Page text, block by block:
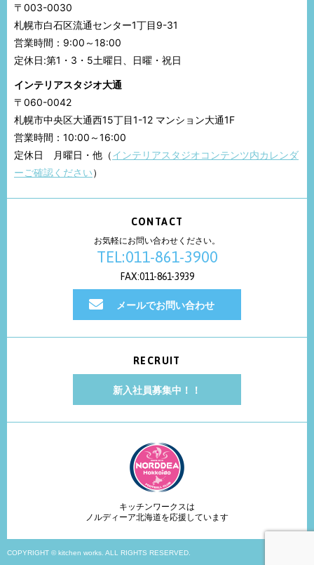
〒003-0030
札幌市白石区流通センター1丁目9-31
営業時間：9:00～18:00
定休日:第1・3・5土曜日、日曜・祝日
インテリアスタジオ大通
〒060-0042
札幌市中央区大通西15丁目1-12 マンション大通1F
営業時間：10:00～16:00
定休日 月曜日・他（インテリアスタジオコンテンツ内カレンダ
ーご確認ください）
CONTACT
お気軽にお問い合わせください。
TEL:011-861-3900
FAX:011-861-3939
メールでお問い合わせ
RECRUIT
新入社員募集中！！
キッチンワークスは
ノルディーア北海道を応援しています
COPYRIGHT © kitchen works. ALL RIGHTS RESERVED.